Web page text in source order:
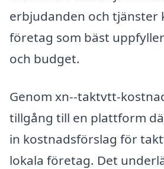
erbjudanden och tjänster
företag som bäst
och budget.
Genom xn--taktvtt-
tillgång till en plattform
in kostnadsförslag för
lokala företag. Det